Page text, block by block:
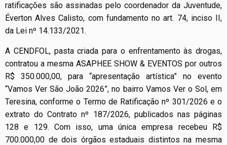
ratificações são assinadas pelo coordenador da Juventude,
Éverton Alves Calisto, com fundamento no art. 74, inciso II,
da Lei nº 14.133/2021.
A CENDFOL, pasta criada para o enfrentamento às drogas,
contratou a mesma ASAPHEE SHOW & EVENTOS por outros
R$ 350.000,00, para “apresentação artística” no evento
“Vamos Ver São João 2026”, no bairro Vamos Ver o Sol, em
Teresina, conforme o Termo de Ratificação nº 301/2026 e o
extrato do Contrato nº 187/2026, publicados nas páginas
128 e 129. Com isso, uma única empresa recebeu R$
700.000,00 de dois órgãos estaduais distintos na mesma